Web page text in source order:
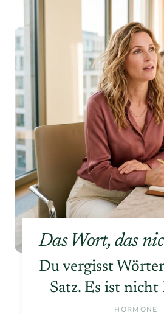
Das Wort, das
Du vergisst
Satz. Es ist
HORMONE